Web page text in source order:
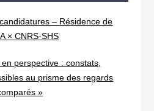
– Résidence de
× CNRS-SHS
perspective : constats,
au prisme des regards
»